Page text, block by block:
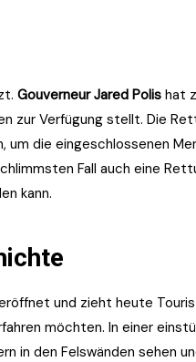
Gouverneur Jared Polis hat
zur Verfügung stellt. Die
die eingeschlossenen
Fall auch eine
kann.
und zieht heute
möchten. In einer
in den Felswänden sehen